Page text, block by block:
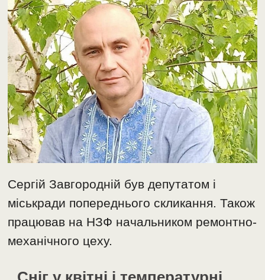
Сергій Завгородній був депутатом і
міськради попереднього скликання. Також
працював на НЗФ начальником ремонтно-
механічного цеху.